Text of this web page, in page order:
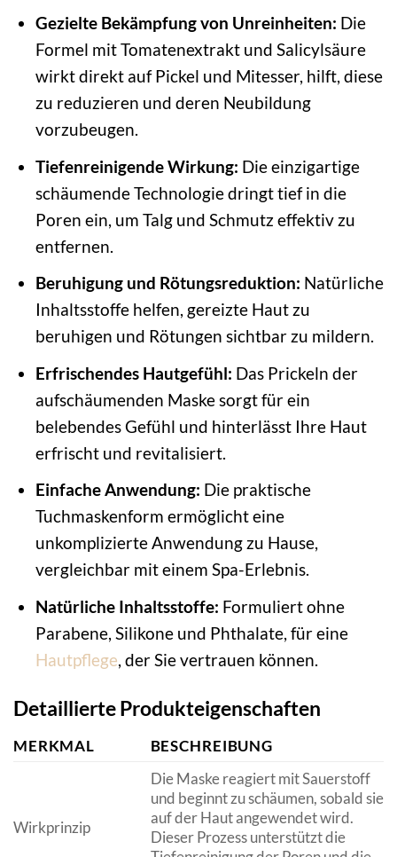
Gezielte Bekämpfung von Unreinheiten: Die
Formel mit Tomatenextrakt und Salicylsäure
wirkt direkt auf Pickel und Mitesser, hilft, diese
zu reduzieren und deren Neubildung
vorzubeugen.
Tiefenreinigende Wirkung: Die einzigartige
schäumende Technologie dringt tief in die
Poren ein, um Talg und Schmutz effektiv zu
entfernen.
Beruhigung und Rötungsreduktion: Natürliche
Inhaltsstoffe helfen, gereizte Haut zu
beruhigen und Rötungen sichtbar zu mildern.
Erfrischendes Hautgefühl: Das Prickeln der
aufschäumenden Maske sorgt für ein
belebendes Gefühl und hinterlässt Ihre Haut
erfrischt und revitalisiert.
Einfache Anwendung: Die praktische
Tuchmaskenform ermöglicht eine
unkomplizierte Anwendung zu Hause,
vergleichbar mit einem Spa-Erlebnis.
Natürliche Inhaltsstoffe: Formuliert ohne
Parabene, Silikone und Phthalate, für eine
Hautpflege, der Sie vertrauen können.
Detaillierte Produkteigenschaften
MERKMAL BESCHREIBUNG
Wirkprinzip
Die Maske reagiert mit Sauerstoff
und beginnt zu schäumen, sobald sie
auf der Haut angewendet wird.
Dieser Prozess unterstützt die